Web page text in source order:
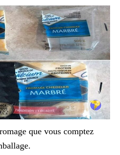
que vous comptez